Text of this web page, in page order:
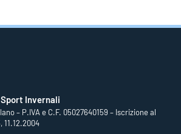
Invernali
– P.IVA e C.F. 05027640159 – Iscrizione al
11.12.2004